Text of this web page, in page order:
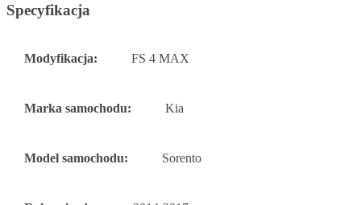
Specyfikacja
Modyfikacja: FS 4 MAX
Marka samochodu: Kia
Model samochodu: Sorento